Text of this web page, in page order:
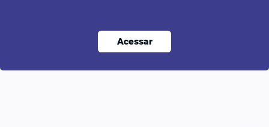
Acessar